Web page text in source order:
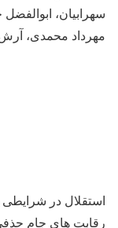
سهرابیان،
مهرداد محمدی، آرش
استقلال در
رقابت های جام